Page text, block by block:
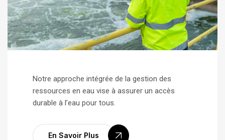
Notre approche intégrée de la gestion des
ressources en eau vise à assurer un accès
durable à l’eau pour tous.
En Savoir Plus